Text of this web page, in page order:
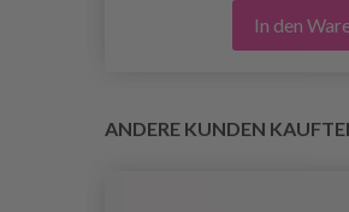
In den
ANDERE KUNDEN